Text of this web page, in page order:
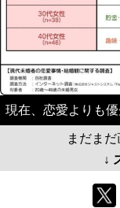
現在、恋愛よりも
まだま
↓